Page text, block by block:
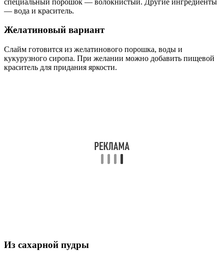
— вода и краситель.
Желатиновый вариант
Слайм готовится из желатинового порошка, воды и
кукурузного сиропа. При желании можно добавить пищевой
краситель для придания яркости.
Из сахарной пудры